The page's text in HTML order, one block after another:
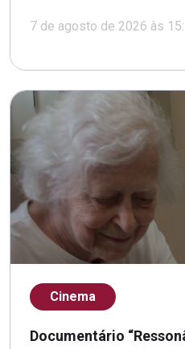
7 de agosto de 2026 às
Cinema
Documentário